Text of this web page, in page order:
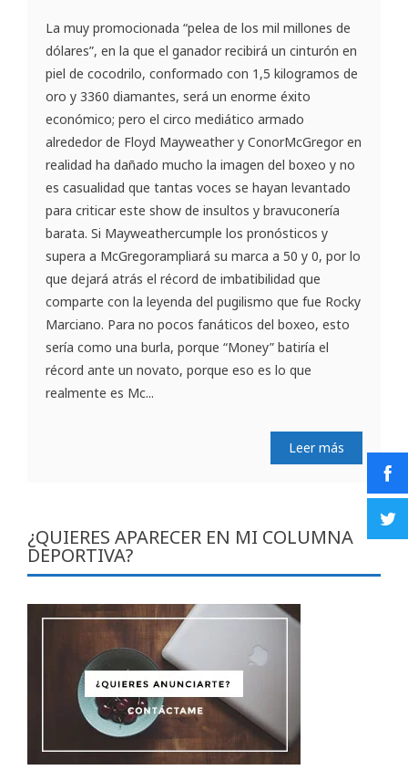
La muy promocionada “pelea de los mil millones de
dólares”, en la que el ganador recibirá un cinturón en
piel de cocodrilo, conformado con 1,5 kilogramos de
oro y 3360 diamantes, será un enorme éxito
económico; pero el circo mediático armado
alrededor de Floyd Mayweather y ConorMcGregor en
realidad ha dañado mucho la imagen del boxeo y no
es casualidad que tantas voces se hayan levantado
para criticar este show de insultos y bravuconería
barata. Si Mayweathercumple los pronósticos y
supera a McGregorampliará su marca a 50 y 0, por lo
que dejará atrás el récord de imbatibilidad que
comparte con la leyenda del pugilismo que fue Rocky
Marciano. Para no pocos fanáticos del boxeo, esto
sería como una burla, porque “Money” batiría el
récord ante un novato, porque eso es lo que
realmente es Mc...
Leer más
¿QUIERES APARECER EN MI COLUMNA
DEPORTIVA?